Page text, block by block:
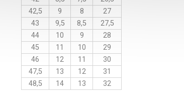
42,5
9 8
27
43
9,5 8,5
27,5
44
10 9
28
45
11 10
29
46
12 11
30
47,5
13 12
31
48,5
14 13 32